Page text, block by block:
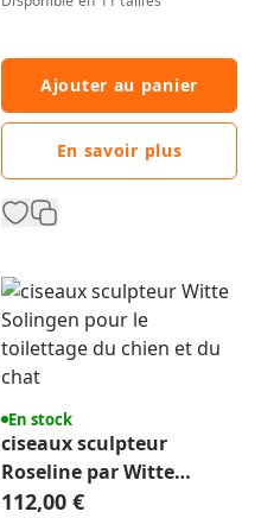
Ajouter au panier
En savoir plus
En stock
ciseaux sculpteur
Roseline par Witte
Solingen
112,00 €